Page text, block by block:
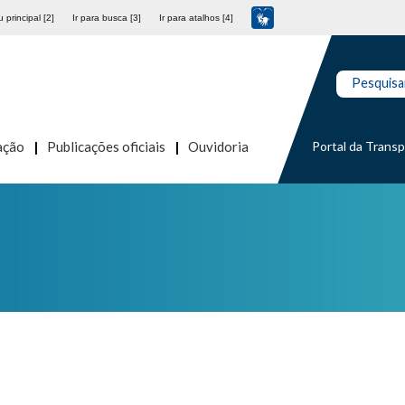
principal [2] Ir para busca [3] Ir para atalhos [4]
Publicações oficiais Ouvidoria Portal da